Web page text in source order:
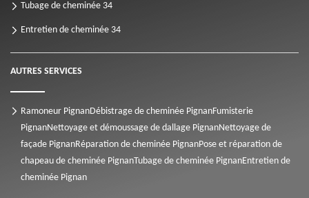
Tubage de cheminée 34
Entretien de cheminée 34
AUTRES SERVICES
Ramoneur PignanDébistrage de cheminée PignanFumisterie
PignanNettoyage et démoussage de dallage PignanNettoyage de
façade PignanRéparation de cheminée PignanPose et réparation de
chapeau de cheminée PignanTubage de cheminée PignanEntretien de
cheminée Pignan